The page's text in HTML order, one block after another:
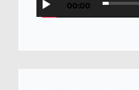
00:00